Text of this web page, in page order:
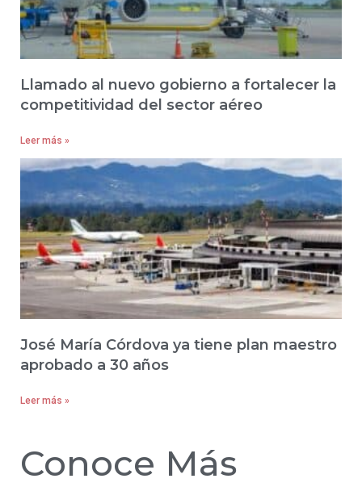
Llamado al nuevo gobierno a fortalecer la
competitividad del sector aéreo
Leer más »
José María Córdova ya tiene plan maestro
aprobado a 30 años
Leer más »
Conoce Más